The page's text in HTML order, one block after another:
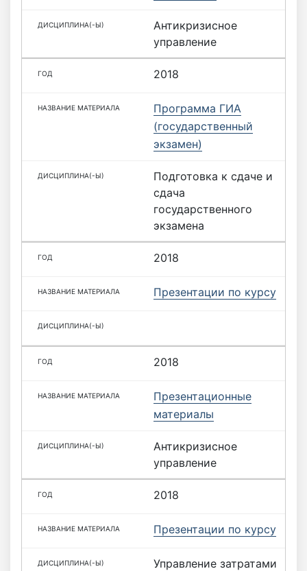
Антикризисное
управление
2018
Программа ГИА
(государственный
экзамен)
Подготовка к сдаче и
сдача
государственного
экзамена
2018
Презентации по курсу
2018
Презентационные
материалы
Антикризисное
управление
2018
Презентации по курсу
Управление затратами